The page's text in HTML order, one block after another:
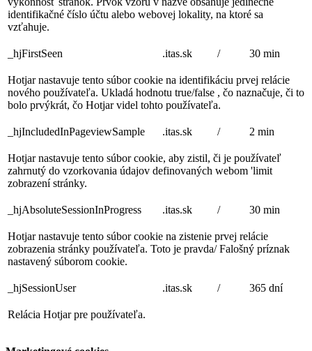
identifikačné číslo účtu alebo webovej lokality, na ktoré sa
vzťahuje.
_hjFirstSeen .itas.sk / 30 min
Hotjar nastavuje tento súbor cookie na identifikáciu prvej relácie
nového používateľa. Ukladá hodnotu true/false , čo naznačuje, či to
bolo prvýkrát, čo Hotjar videl tohto používateľa.
_hjIncludedInPageviewSample .itas.sk / 2 min
Hotjar nastavuje tento súbor cookie, aby zistil, či je používateľ
zahrnutý do vzorkovania údajov definovaných webom 'limit
zobrazení stránky.
_hjAbsoluteSessionInProgress .itas.sk / 30 min
Hotjar nastavuje tento súbor cookie na zistenie prvej relácie
zobrazenia stránky používateľa. Toto je pravda/ Falošný príznak
nastavený súborom cookie.
_hjSessionUser .itas.sk / 365 dní
Relácia Hotjar pre používateľa.